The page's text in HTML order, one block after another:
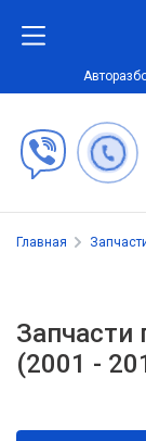
Главная
Запчасти
(2001 -